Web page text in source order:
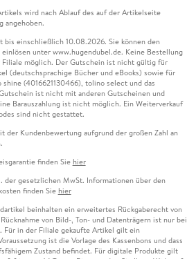
wird nach Ablauf des auf der Artikelseite
angehoben.
bis einschließlich 10.08.2026. Sie können den
unter www.hugendubel.de. Keine Bestellung
Filiale möglich. Der Gutschein ist nicht gültig für
(deutschsprachige Bücher und eBooks) sowie für
(4016621130466), tolino select und das
ist nicht mit anderen Gutscheinen und
Barauszahlung ist nicht möglich. Ein Weiterverkauf
sind nicht gestattet.
der Kundenbewertung aufgrund der großen Zahl an
finden Sie hier
der gesetzlichen MwSt. Informationen über den
finden Sie hier
beinhalten ein erweitertes Rückgaberecht von
von Bild-, Ton- und Datenträgern ist nur bei
Für in der Filiale gekaufte Artikel gilt ein
ist die Vorlage des Kassenbons und dass
Zustand befindet. Für digitale Produkte gilt